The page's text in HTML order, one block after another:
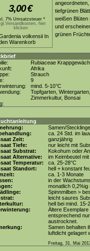
3,00€
7% Umsatzsteuer *
hier
klicken
tiefgrünen
weißen Blüten
und
grünen
Rubiaceae
Afrika
Strauch
9
mind. 5-10°C
Topfgarten, Wintergarten,
Zimmerkultur, Bonsai
Samen/Stecklinge
ca. 24 Std. im
Zeit:
ganzjährig
Tiefe:
nur leicht mit
Substrat:
Kokohum oder
Alternative:
im Keimbeutel
Temperatur:
ca. 25-28°C
Standort:
hell + konstant
ca. 1-3 Monate
in der
monatlich
Spinnmilben >
leicht saures
hell bei mind. 15-
Ältere
entsprechend
austrocknet.
Samen behalten
luftdicht gelagert
Freitag, 31. Mai